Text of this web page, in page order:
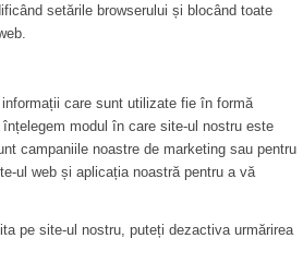
setările browserului și blocând toate
care sunt utilizate fie în formă
modul în care site-ul nostru este
campaniile noastre de marketing sau pentru
ul web și aplicația noastră pentru a vă
pe site-ul nostru, puteți dezactiva urmărirea